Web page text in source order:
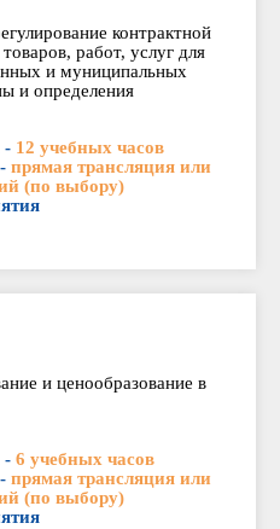
контрактной
работ, услуг для
и муниципальных
и определения
- 12 учебных часов
прямая трансляция или
(по выбору)
и ценообразование в
- 6 учебных часов
прямая трансляция или
(по выбору)